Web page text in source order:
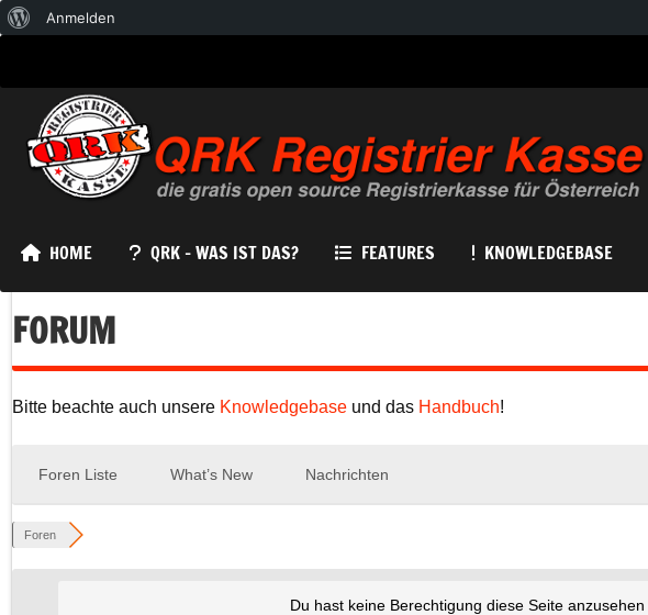
HOME QRK – WAS IST DAS? FEATURES KNOWLEDGEBASE
FORUM
Bitte beachte auch unsere Knowledgebase und das Handbuch!
Foren Liste What’s New Nachrichten
Foren
Du hast keine Berechtigung diese Seite anzusehen
Über
Anmelden